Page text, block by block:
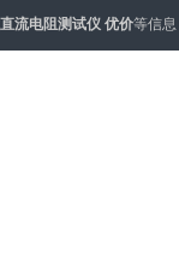
流电阻测试仪 优价等信